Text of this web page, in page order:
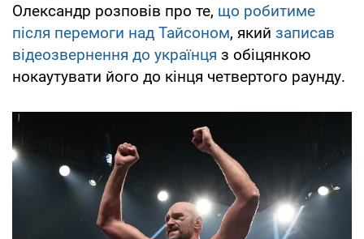
Олександр розповів про те, що робитиме
після перемоги над Тайсоном, який записав
відеозвернення до українця з обіцянкою
нокаутувати його до кінця четвертого раунду.